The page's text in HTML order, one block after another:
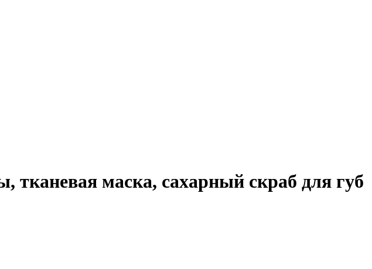
тканевая маска, сахарный скраб для губ